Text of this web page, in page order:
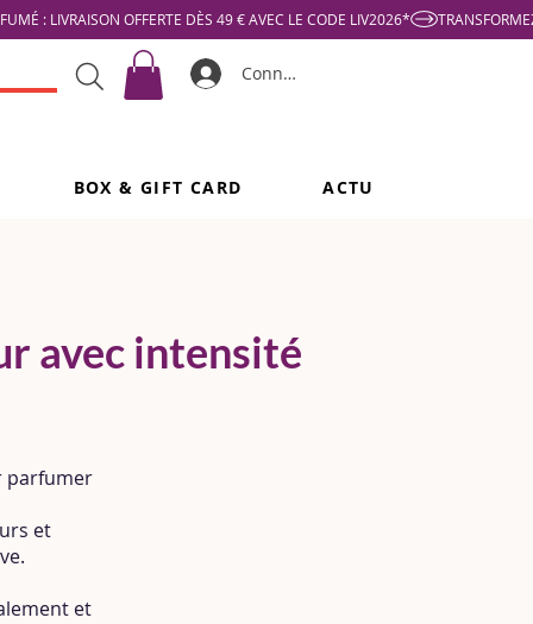
Connexion
BOX & GIFT CARD ACTU
avec intensité
parfumer
et
et